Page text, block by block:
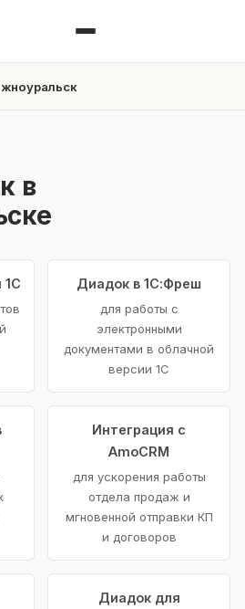
в
1С Диадок в 1С:Фреш
для работы с
электронными
документами в облачной
версии 1С
Интеграция с
AmoCRM
для ускорения работы
отдела продаж и
мгновенной отправки КП
и договоров
Диадок для